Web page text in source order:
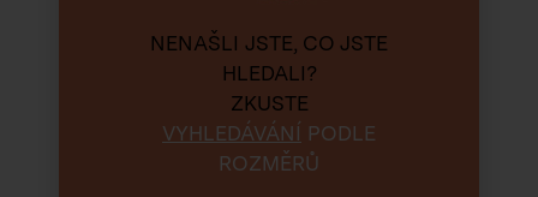
NENAŠLI JSTE, CO JSTE
HLEDALI?
ZKUSTE
VYHLEDÁVÁNÍ PODLE
ROZMĚRŮ